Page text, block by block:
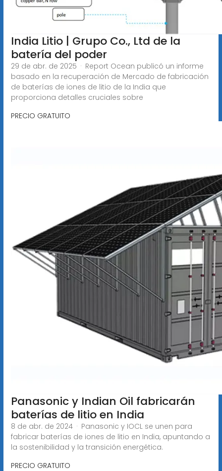
India Litio | Grupo Co., Ltd de la
batería del poder
29 de abr. de 2025 · Report Ocean publicó un informe
basado en la recuperación de Mercado de fabricación
de baterías de iones de litio de la India que
proporciona detalles cruciales sobre
PRECIO GRATUITO
Panasonic y Indian Oil fabricarán
baterías de litio en India
8 de abr. de 2024 · Panasonic y IOCL se unen para
fabricar baterías de iones de litio en India, apuntando a
la sostenibilidad y la transición energética.
PRECIO GRATUITO